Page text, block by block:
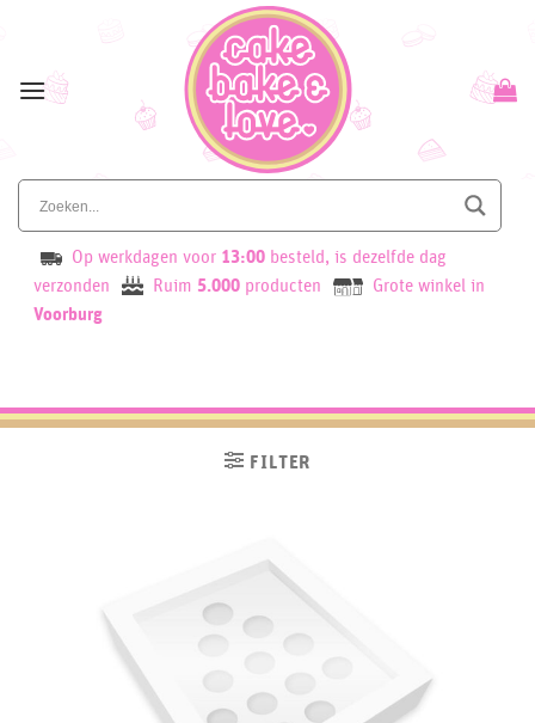
content
Op werkdagen voor 13:00 besteld, is dezelfde dag
verzonden
Ruim 5.000 producten
Grote winkel in
Voorburg
FILTER